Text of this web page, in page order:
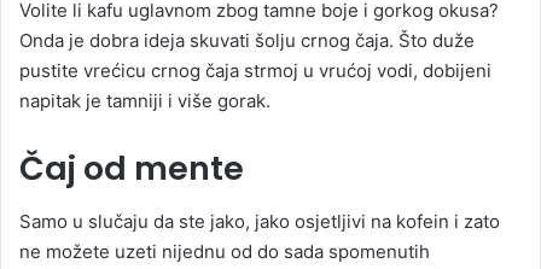
Volite li kafu uglavnom zbog tamne boje i gorkog okusa?
Onda je dobra ideja skuvati šolju crnog čaja. Što duže
pustite vrećicu crnog čaja strmoj u vrućoj vodi, dobijeni
napitak je tamniji i više gorak.
Čaj od mente
Samo u slučaju da ste jako, jako osjetljivi na kofein i zato
ne možete uzeti nijednu od do sada spomenutih